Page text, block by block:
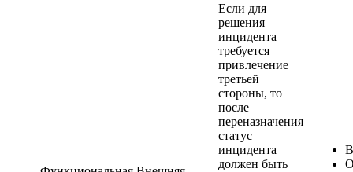
Если для
решения
инцидента
требуется
привлечение
третьей
стороны, то
после
переназначения
статус
инцидента
должен быть